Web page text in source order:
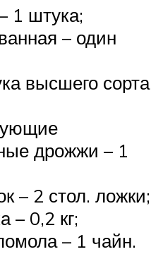
1 штука;
– один
высшего сорта
дрожжи – 1
– 2 стол. ложки;
– 0,2 кг;
– 1 чайн.